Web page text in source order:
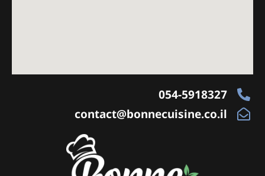
054-5918327
contact@bonnecuisine.co.il